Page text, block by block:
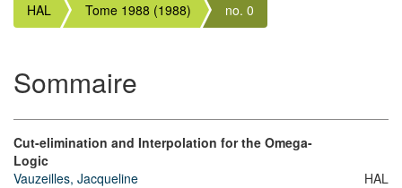
HAL Tome 1988 (1988) no. 0
Sommaire
Cut-elimination and Interpolation for the Omega-
Logic
Vauzeilles, Jacqueline
HAL